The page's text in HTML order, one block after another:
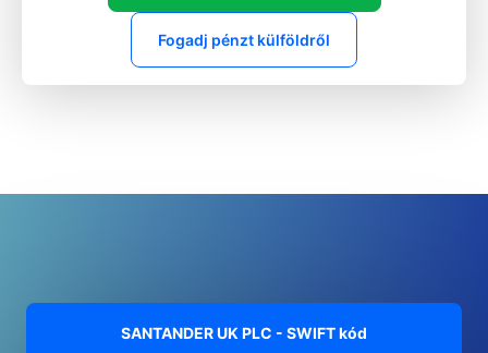
Fogadj pénzt külföldről
SANTANDER UK PLC - SWIFT kód